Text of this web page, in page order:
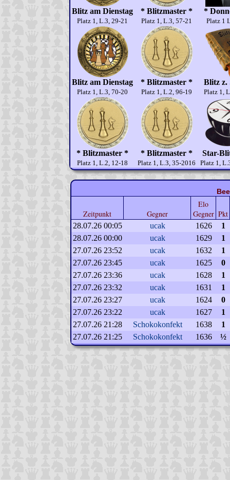
Blitz am Dienstag
Platz 1, L.3, 29-21
* Blitzmaster *
Platz 1, L.3, 57-21
*
Platz 1
Blitz am Dienstag
Platz 1, L.3, 70-20
* Blitzmaster *
Platz 1, L.2, 96-19
Blitz z.
Platz 1,
* Blitzmaster *
Platz 1, L.2, 12-18
* Blitzmaster *
Platz 1, L.3, 35-2016
Star-
Platz 1,
Zeitpunkt Gegner
Elo
Gegner Pkt
28.07.26 00:05 ucak 1626
1
28.07.26 00:00
ucak 1629
1
27.07.26 23:52
ucak 1632
1
27.07.26 23:45
ucak 1625
0
27.07.26 23:36
ucak 1628
1
27.07.26 23:32
ucak 1631
1
27.07.26 23:27
ucak 1624
0
27.07.26 23:22
ucak 1627
1
27.07.26 21:28
Schokokonfekt 1638
1
27.07.26 21:25
Schokokonfekt 1636 ½